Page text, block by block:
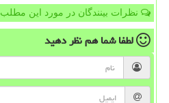
نظرات بینندگان در مورد این مطلب
لطفا شما همنظر دهید